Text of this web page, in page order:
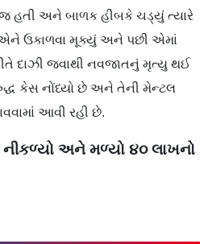
હતી અને બાળક હીબકે ચડ્યું ત્યારે
એને ઉકાળવા મૂક્યું અને પછી એમાં
દાઝી જવાથી નવજાતનું મૃત્યુ થઈ
કેસ નોંધ્યો છે અને તેની મેન્ટલ
આવી રહી છે.
નીકળ્યો અને મળ્યો ૪૦ લાખનો